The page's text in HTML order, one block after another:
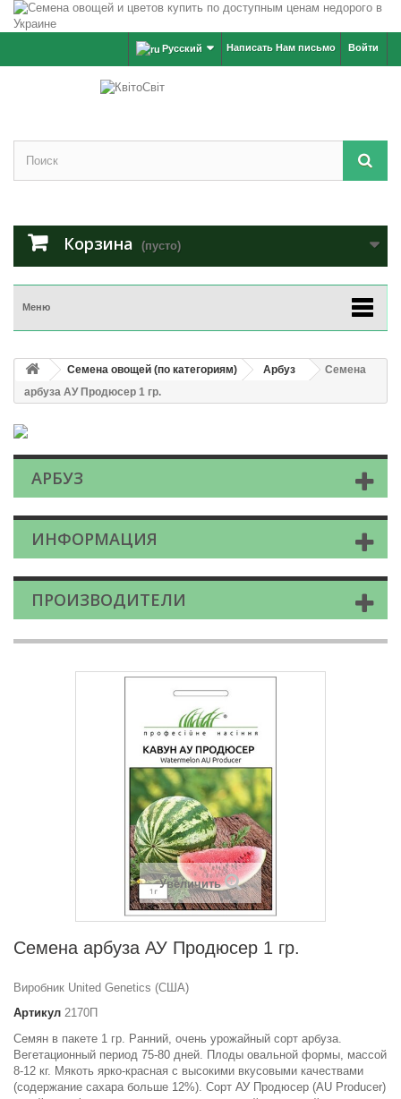
Войти
Написать Нам письмо
Русский
Корзина (пусто)
Меню
Семена овощей (по категориям) Арбуз
Семена
арбуза АУ Продюсер 1 гр.
АРБУЗ
ИНФОРМАЦИЯ
ПРОИЗВОДИТЕЛИ
Увеличить
Семена арбуза АУ Продюсер 1 гр.
Виробник United Genetics (США)
Артикул 2170П
Семян в пакете 1 гр. Ранний, очень урожайный сорт арбуза.
Вегетационный период 75-80 дней. Плоды овальной формы, массой
8-12 кг. Мякоть ярко-красная с высокими вкусовыми качествами
(содержание сахара больше 12%). Сорт АУ Продюсер (AU Producer)